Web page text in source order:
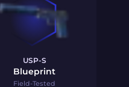
USP-S
Blueprint
Field-Tested